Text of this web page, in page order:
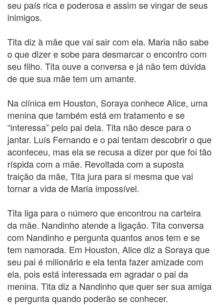
seu país rica e poderosa e assim se vingar de seus
inimigos.
Tita diz à mãe que vai sair com ela. Maria não sabe
o que dizer e sobe para desmarcar o encontro com
seu filho. Tita ouve a conversa e já não tem dúvida
de que sua mãe tem um amante.
Na clínica em Houston, Soraya conhece Alice, uma
menina que também está em tratamento e se
“interessa” pelo pai dela. Tita não desce para o
jantar. Luís Fernando e o pai tentam descobrir o que
aconteceu, mas ela se recusa a dizer por que foi tão
ríspida com a mãe. Revoltada com a suposta
traição da mãe, Tita jura para si mesma que vai
tornar a vida de Maria impossível.
Tita liga para o número que encontrou na carteira
da mãe. Nandinho atende a ligação. Tita conversa
com Nandinho e pergunta quantos anos tem e se
tem namorada. Em Houston, Alice diz a Soraya que
seu pai é milionário e ela tenta fazer amizade com
ela, pois está interessada em agradar o pai da
menina. Tita diz a Nandinho que quer ser sua amiga
e pergunta quando poderão se conhecer.